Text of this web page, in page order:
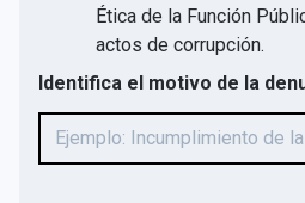
Ética de la Función
actos de corrupción.
Identifica el motivo de la